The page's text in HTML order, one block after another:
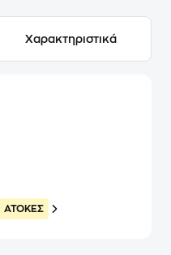
Χαρακτηριστικά
ATOKEΣ